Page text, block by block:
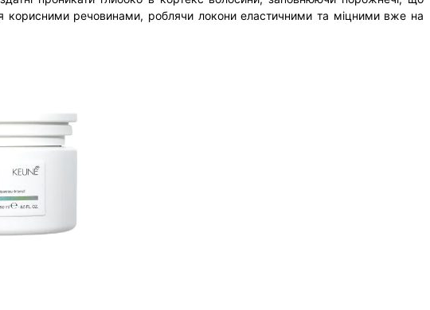
корисними речовинами, роблячи локони еластичними та міцними вже на